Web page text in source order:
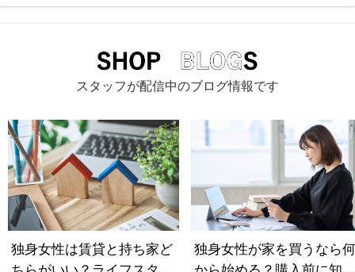
スタッフが配信中のブログ情報です